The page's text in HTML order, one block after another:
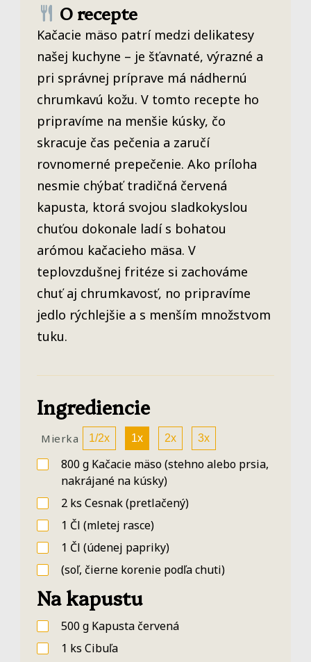
O recepte
Kačacie mäso patrí medzi delikatesy
našej kuchyne – je šťavnaté, výrazné a
pri správnej príprave má nádhernú
chrumkavú kožu. V tomto recepte ho
pripravíme na menšie kúsky, čo
skracuje čas pečenia a zaručí
rovnomerné prepečenie. Ako príloha
nesmie chýbať tradičná červená
kapusta, ktorá svojou sladkokyslou
chuťou dokonale ladí s bohatou
arómou kačacieho mäsa. V
teplovzdušnej fritéze si zachováme
chuť aj chrumkavosť, no pripravíme
jedlo rýchlejšie a s menším množstvom
tuku.
Ingrediencie
Mierka 1/2x 1x 2x 3x
800g Kačacie mäso(stehno alebo prsia,
nakrájané na kúsky)
2 ks Cesnak(pretlačený)
1 Čl (mletej rasce)
1 Čl (údenej papriky)
(soľ, čierne korenie podľa chuti)
Na kapustu
500g Kapusta červená
1 ks Cibuľa